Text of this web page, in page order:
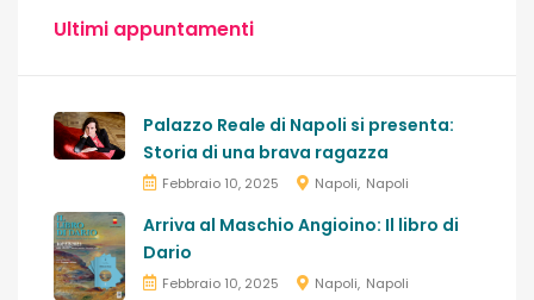
Ultimi appuntamenti
Palazzo Reale di Napoli si presenta:
Storia di una brava ragazza
Febbraio 10, 2025 Napoli Napoli
Arriva al Maschio Angioino: Il libro di
Dario
Febbraio 10, 2025 Napoli Napoli